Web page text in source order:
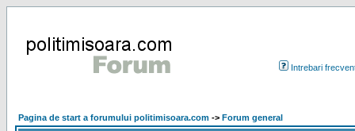
Intrebari
Pagina de start a forumului politimisoara.com -> Forum general